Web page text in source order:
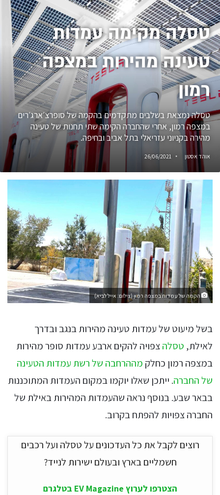
טסלה מקימה עמדות
טעינה מהירות במצפה
רמון
טסלה נמצאת בשלבים מתקדמים בהקמה של סופרצ׳ארג׳רים
במצפה רמון, אחרי שהחברה הקימה שתי תחנות של טעינה
מהירה בקניוני עזריאלי בתל אביב ובחיפה.
אוהד אסטון 26/06/2021
הקמה של עמדות במצפה רמון (צילום: אייל לביא)
בשל מיעוט של עמדות טעינה מהירות בנגב ובדרך
לאילת, טסלהצפויה להקים ארבע עמדות סופר מהירות
במצפה רמון כחלק מההרחבה של רשת עמדות הטעינה
של החברה. ייתכן שאלו יוקמו במקום העמדות המתוכננות
בבאר שבע. בנוסף נראה שהעמדות המהירות באילת של
החברה צפויות להפתח בקרוב.
רוצים לקבל את כל העדכונים על טסלה ועל רכבים
חשמליים בארץ ובעולם ישירות לנייד?
הצטרפו לערוץ EV Magazine בטלגרם